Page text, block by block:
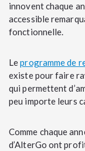
innovent chaque
accessible
fonctionnelle.
Leprogramme de
existe pour faire
qui permettent
peu importe leurs
Comme chaque
d’AlterGo ont